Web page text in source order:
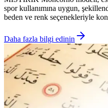
spor kullanımına uygun,
beden ve renk seçenekleriyle
Daha fazla bilgi edinin